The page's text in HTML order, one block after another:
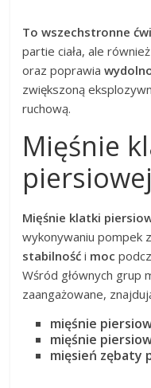
To wszechstronne
partie ciała, ale
oraz poprawia
zwiększoną
ruchową.
Mięśnie
piersiowej
Mięśnie klatki
wykonywaniu pompek
stabilność i moc
Wśród głównych grup
zaangażowane,
mięśnie
mięśnie
mięsień zębaty